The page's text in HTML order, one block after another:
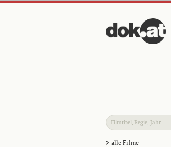
alle Filme